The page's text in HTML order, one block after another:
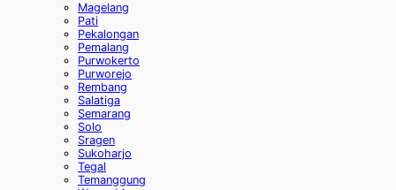
Magelang
Pati
Pekalongan
Pemalang
Purwokerto
Purworejo
Rembang
Salatiga
Semarang
Solo
Sragen
Sukoharjo
Tegal
Temanggung